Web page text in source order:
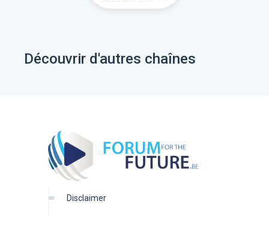
Découvrir d'autres chaînes
disclaimer